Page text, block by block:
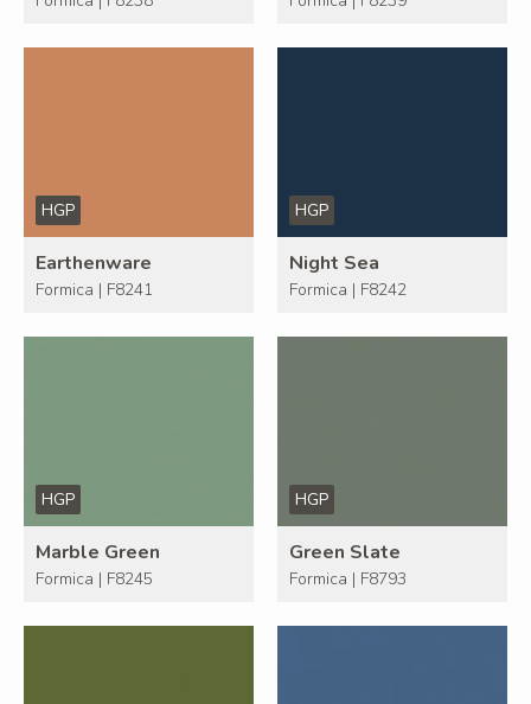
HGP
Earthenware
Formica | F8241
HGP
Night Sea
Formica | F8242
HGP
Marble Green
Formica | F8245
HGP
Green Slate
Formica | F8793